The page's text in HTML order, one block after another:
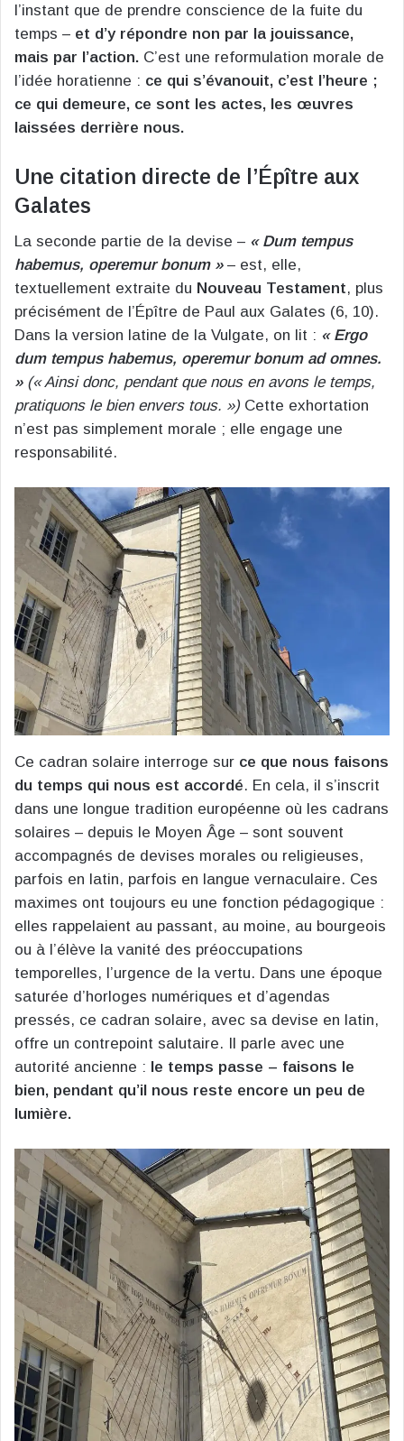
l’instant que de prendre conscience de la fuite du
temps – et d’y répondre non par la jouissance,
mais par l’action. C’est une reformulation morale de
l’idée horatienne : ce qui s’évanouit, c’est l’heure ;
ce qui demeure, ce sont les actes, les œuvres
laissées derrière nous.
Une citation directe de l’Épître aux
Galates
La seconde partie de la devise – « Dum tempus
habemus, operemur bonum »– est, elle,
textuellement extraite du Nouveau Testament, plus
précisément de l’Épître de Paul aux Galates (6, 10).
Dans la version latine de la Vulgate, on lit : « Ergo
dum tempus habemus, operemur bonum ad omnes.
» (« Ainsi donc, pendant que nous en avons le temps,
pratiquons le bien envers tous. ») Cette exhortation
n’est pas simplement morale ; elle engage une
responsabilité.
Ce cadran solaire interroge sur ce que nous faisons
du temps qui nous est accordé. En cela, il s’inscrit
dans une longue tradition européenne où les cadrans
solaires – depuis le Moyen Âge – sont souvent
accompagnés de devises morales ou religieuses,
parfois en latin, parfois en langue vernaculaire. Ces
maximes ont toujours eu une fonction pédagogique :
elles rappelaient au passant, au moine, au bourgeois
ou à l’élève la vanité des préoccupations
temporelles, l’urgence de la vertu. Dans une époque
saturée d’horloges numériques et d’agendas
pressés, ce cadran solaire, avec sa devise en latin,
offre un contrepoint salutaire. Il parle avec une
autorité ancienne : le temps passe – faisons le
bien, pendant qu’il nous reste encore un peu de
lumière.